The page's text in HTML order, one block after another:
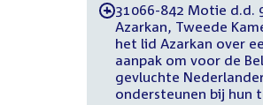
-31066-842 Motie d.d.
Azarkan, Tweede
het lid Azarkan over
aanpak om voor de
gevluchte
ondersteunen bij hun